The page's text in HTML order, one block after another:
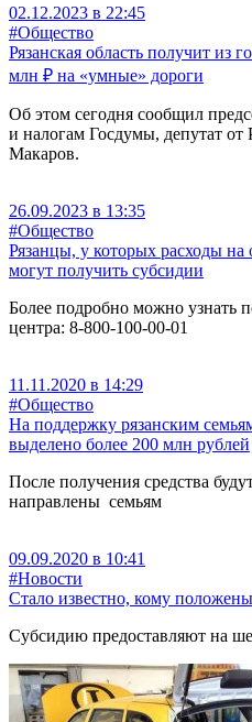
02.12.2023 в 22:45
#Общество
Рязанская область получит из
млн ₽ на «умные» дороги
Об этом сегодня сообщил
и налогам Госдумы, депутат от
Макаров.
26.09.2023 в 13:35
#Общество
Рязанцы, у которых расходы
могут получить субсидии
Более подробно можно узнать
центра: 8-800-100-00-01
11.11.2020 в 14:29
#Общество
На поддержку рязанским
выделено более 200 млн рублей
После получения средства
направлены семьям
09.09.2020 в 10:41
#Новости
Стало известно, кому
Субсидию предоставляют на